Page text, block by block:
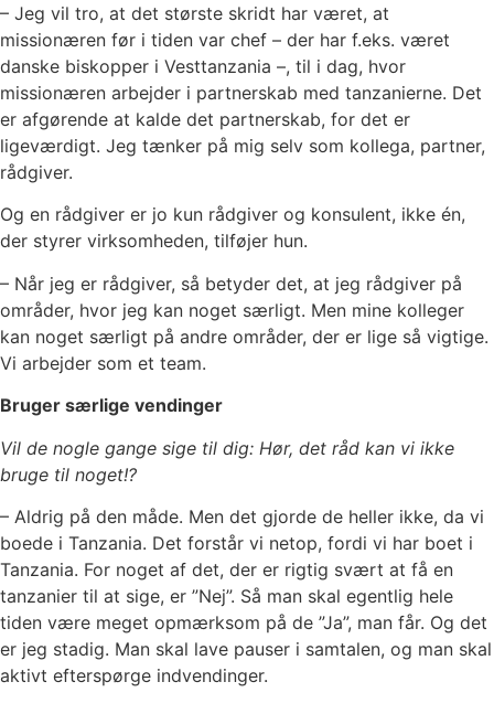
– Jeg vil tro, at det største skridt har været, at
missionæren før i tiden var chef – der har f.eks. været
danske biskopper i Vesttanzania –, til i dag, hvor
missionæren arbejder i partnerskab med tanzanierne. Det
er afgørende at kalde det partnerskab, for det er
ligeværdigt. Jeg tænker på mig selv som kollega, partner,
rådgiver.
Og en rådgiver er jo kun rådgiver og konsulent, ikke én,
der styrer virksomheden, tilføjer hun.
– Når jeg er rådgiver, så betyder det, at jeg rådgiver på
områder, hvor jeg kan noget særligt. Men mine kolleger
kan noget særligt på andre områder, der er lige så vigtige.
Vi arbejder som et team.
Bruger særlige vendinger
Vil de nogle gange sige til dig: Hør, det råd kan vi ikke
bruge til noget!?
– Aldrig på den måde. Men det gjorde de heller ikke, da vi
boede i Tanzania. Det forstår vi netop, fordi vi har boet i
Tanzania. For noget af det, der er rigtig svært at få en
tanzanier til at sige, er ”Nej”. Så man skal egentlig hele
tiden være meget opmærksom på de ”Ja”, man får. Og det
er jeg stadig. Man skal lave pauser i samtalen, og man skal
aktivt efterspørge indvendinger.